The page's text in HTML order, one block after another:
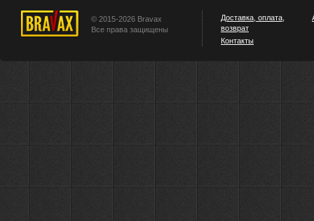
© 2015-2026 Bravax
Все права защищены
Доставка, оплата,
возврат
Контакты